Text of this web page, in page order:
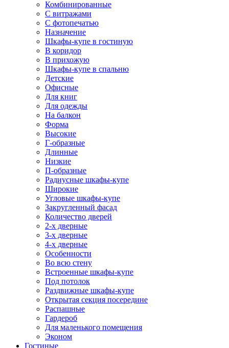
Комбинированные
С витражами
С фотопечатью
Назначение
Шкафы-купе в гостиную
В коридор
В прихожую
Шкафы-купе в спальню
Детские
Офисные
Для книг
Для одежды
На балкон
Форма
Высокие
Г-образные
Длинные
Низкие
П-образные
Радиусные шкафы-купе
Широкие
Угловые шкафы-купе
Закругленный фасад
Количество дверей
2-х дверные
3-х дверные
4-х дверные
Особенности
Во всю стену
Встроенные шкафы-купе
Под потолок
Раздвижные шкафы-купе
Открытая секция посередине
Распашные
Гардероб
Для маленького помещения
Эконом
Гостиные